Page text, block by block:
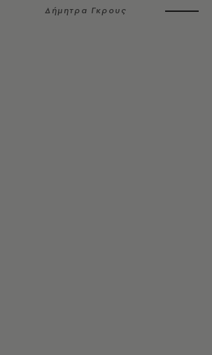
Δήμητρα Γκρους